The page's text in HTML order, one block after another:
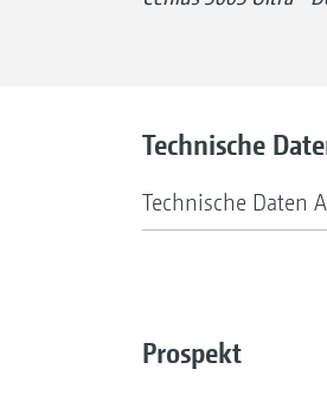
Technische
Technische Daten
Prospekt